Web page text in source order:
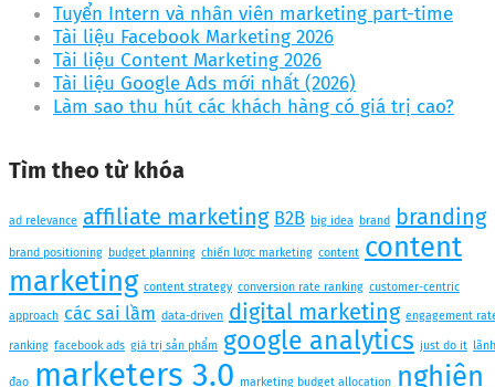
Tuyển Intern và nhân viên marketing part-time
Tài liệu Facebook Marketing 2026
Tài liệu Content Marketing 2026
Tài liệu Google Ads mới nhất (2026)
Làm sao thu hút các khách hàng có giá trị cao?
Tìm theo từ khóa
ad relevance affiliate marketing B2B big idea brand branding
brand positioning budget planning chiến lược marketing content content
marketing content strategy conversion rate ranking customer-centric
approach các sai lầm data-driven digital marketing engagement
ranking facebook ads giá trị sản phẩm google analytics just do it lãnh
đạo marketers 3.0 marketing budget allocation nghiên